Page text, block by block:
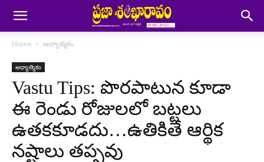
Home ఆధ్యాత్మికం
ఆధ్యాత్మికం
Vastu Tips: పొరపాటున కూడా
ఈ రెండు రోజులలో బట్టలు
ఉతకకూడదు…ఉతికితే ఆర్థిక
నష్టాలు తప్పవు